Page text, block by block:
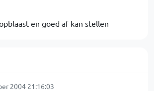
en goed af kan stellen
2004 21:16:03